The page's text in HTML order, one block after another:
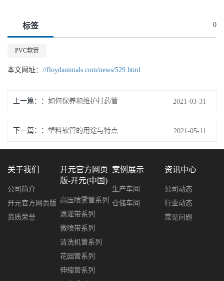
标签 0
PVC软管
本文网址： //floydanimals.com/news/529.html
上一篇： 如何保养和维护打药管 2021-03-31
下一篇： 塑料软管的用途与特点 2021-05-11
关于我们
公司简介
开元官方网页版
资质荣誉
开元官方网页
版-开元(中国)
高压喷雾管系列
滴灌带系列
微喷带系列
清洗机管系列
花园管系列
伸缩管系列
案例展示
生产车间
仓储车间
资讯中心
公司动态
行业动态
常见问题